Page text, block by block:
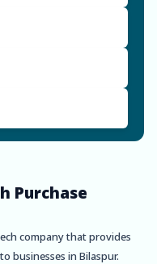
Purchase
company that provides
businesses in Bilaspur.